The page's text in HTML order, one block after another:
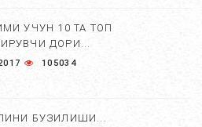
УЧУН 10 ТА ТОП
ДОРИ...
105034
БУЗИЛИШИ...